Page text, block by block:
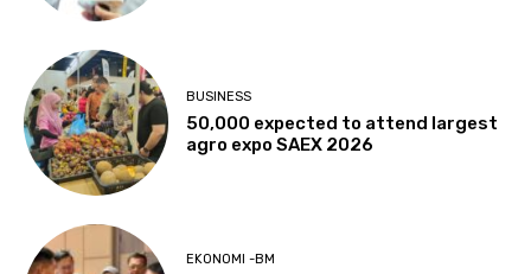
BUSINESS
50,000 expected to attend largest
agro expo SAEX 2026
EKONOMI -BM